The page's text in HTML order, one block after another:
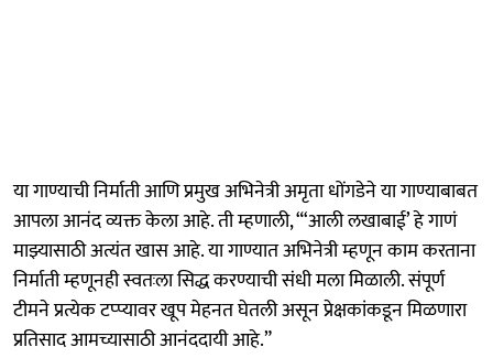
या गाण्याची निर्माती आणि प्रमुख अभिनेत्री अमृता धोंगडेने या गाण्याबाबत
आपला आनंद व्यक्त केला आहे. ती म्हणाली, “‘आली लखाबाई’ हे गाणं
माझ्यासाठी अत्यंत खास आहे. या गाण्यात अभिनेत्री म्हणून काम करताना
निर्माती म्हणूनही स्वतःला सिद्ध करण्याची संधी मला मिळाली. संपूर्ण
टीमने प्रत्येक टप्प्यावर खूप मेहनत घेतली असून प्रेक्षकांकडून मिळणारा
प्रतिसाद आमच्यासाठी आनंददायी आहे.”